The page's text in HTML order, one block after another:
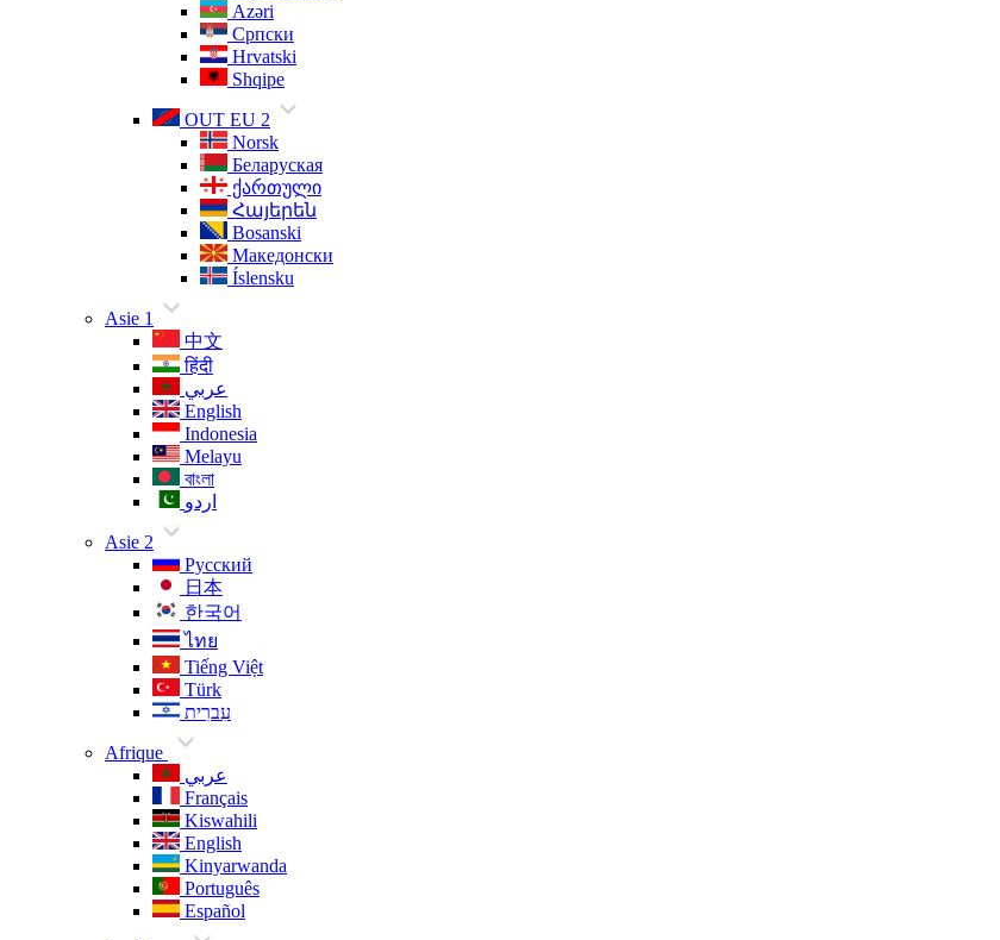
Azəri
Српски
Hrvatski
Shqipe
OUT EU 2
Norsk
Беларуская
ქართული
Հայերեն
Bosanski
Македонски
Íslensku
Asie 1
中文
हिंदी
عربي
English
Indonesia
Melayu
বাংলা
اردو
Asie 2
Русский
日本
한국어
ไทย
Tiếng Việt
Türk
עִברִית
Afrique
عربي
Français
Kiswahili
English
Kinyarwanda
Português
Español